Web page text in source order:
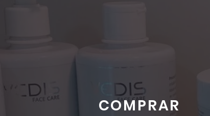
COMPRAR